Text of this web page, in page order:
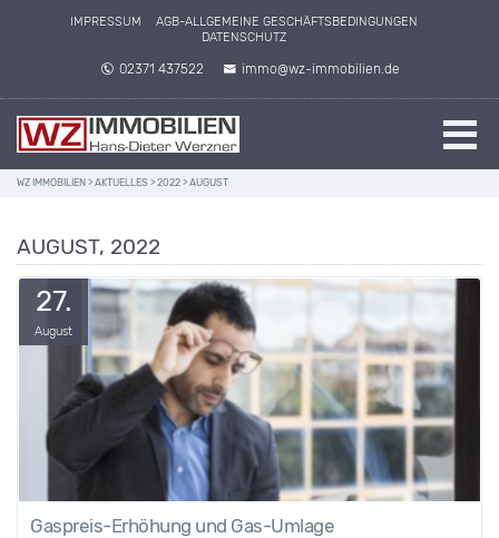
IMPRESSUM
AGB-ALLGEMEINE GESCHÄFTSBEDINGUNGEN
DATENSCHUTZ
02371 437522 immo@wz-immobilien.de
WZ IMMOBILIEN > AKTUELLES > 2022 > AUGUST
AUGUST, 2022
27.
August
Gaspreis-Erhöhung und Gas-Umlage